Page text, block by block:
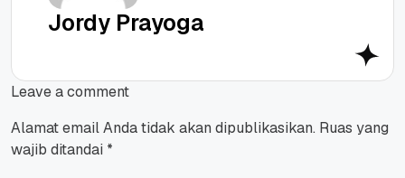
Jordy Prayoga
Leave a comment
Alamat email Anda tidak akan dipublikasikan. Ruas yang
wajib ditandai *